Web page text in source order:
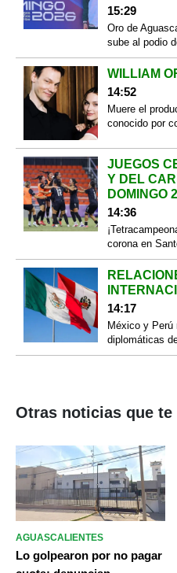
15:29
Oro de
sube al podio
WILLIAM
14:52
Muere el
conocido por
JUEGOS
Y DEL
DOMINGO
14:36
corona en
14:17
México y Perú
diplomáticas
Otras noticias que
AGUASCALIENTES
Lo golpearon por no pagar